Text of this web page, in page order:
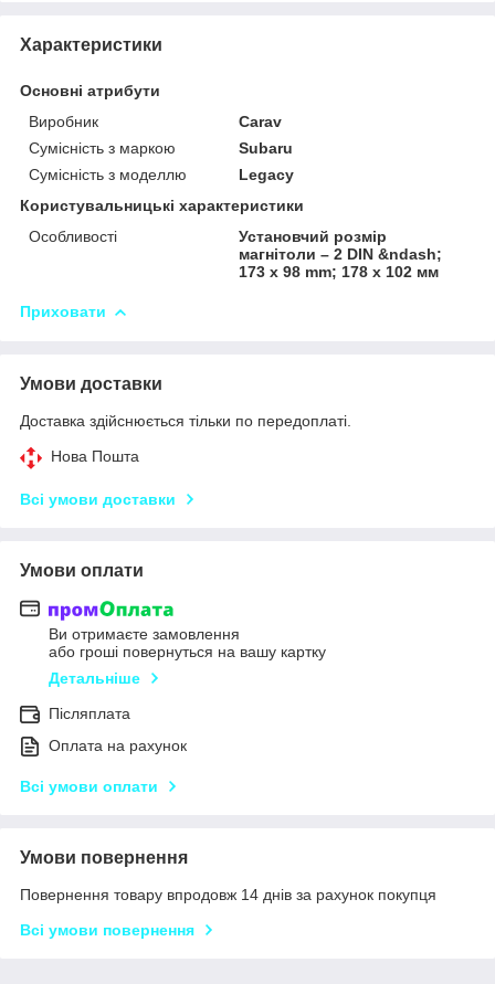
Характеристики
Основні атрибути
Виробник
Carav
Сумісність з маркою
Subaru
Сумісність з моделлю
Legacy
Користувальницькі характеристики
Особливості
Установчий розмір
магнітоли – 2 DIN &ndash;
173 x 98 mm; 178 x 102 мм
Приховати
Умови доставки
Доставка здійснюється тільки по передоплаті.
Нова Пошта
Всі умови доставки
Умови оплати
Ви отримаєте замовлення
або гроші повернуться на вашу картку
Детальніше
Післяплата
Оплата на рахунок
Всі умови оплати
Умови повернення
Повернення товару впродовж 14 днів за рахунок покупця
Всі умови повернення